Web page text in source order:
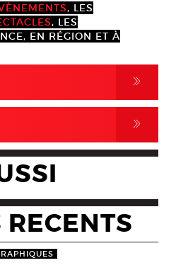
, LES
, LES
EN RÉGION ET À
,
,